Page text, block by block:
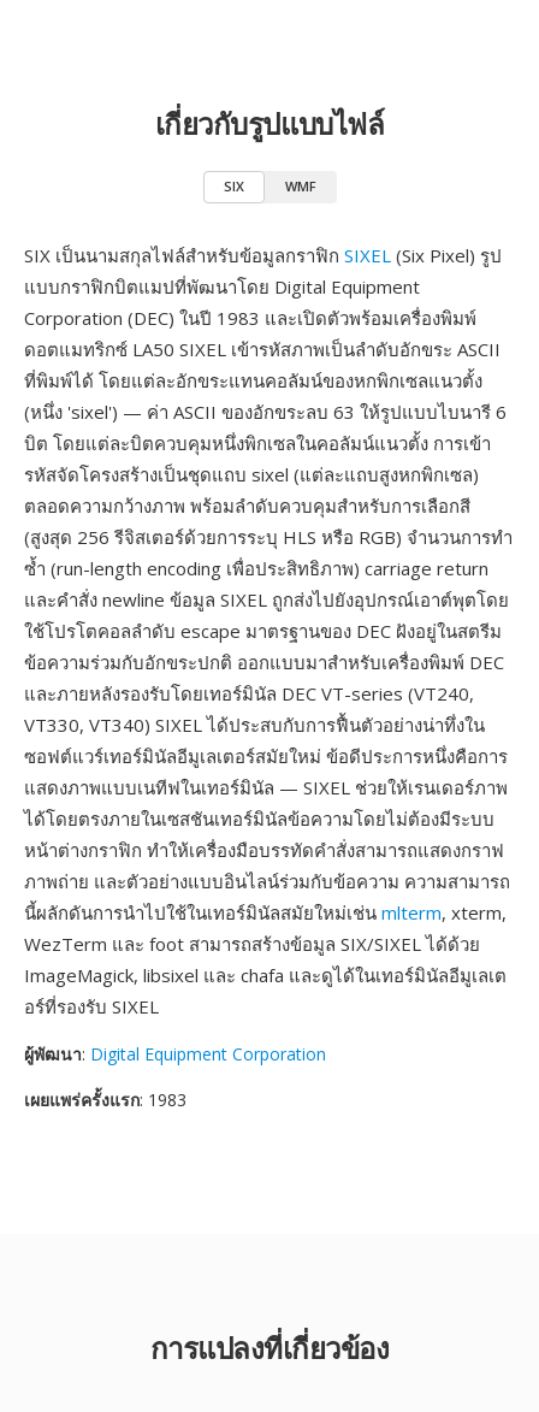
เกี่ยวกับรูปแบบไฟล์
SIX WMF
SIX เป็นนามสกุลไฟล์สำหรับข้อมูลกราฟิก SIXEL (Six Pixel) รูป
แบบกราฟิกบิตแมปที่พัฒนาโดย Digital Equipment
Corporation (DEC) ในปี 1983 และเปิดตัวพร้อมเครื่องพิมพ์
ดอตแมทริกซ์ LA50 SIXEL เข้ารหัสภาพเป็นลำดับอักขระ ASCII
ที่พิมพ์ได้ โดยแต่ละอักขระแทนคอลัมน์ของหกพิกเซลแนวตั้ง
(หนึ่ง 'sixel') — ค่า ASCII ของอักขระลบ 63 ให้รูปแบบไบนารี 6
บิต โดยแต่ละบิตควบคุมหนึ่งพิกเซลในคอลัมน์แนวตั้ง การเข้า
รหัสจัดโครงสร้างเป็นชุดแถบ sixel (แต่ละแถบสูงหกพิกเซล)
ตลอดความกว้างภาพ พร้อมลำดับควบคุมสำหรับการเลือกสี
(สูงสุด 256 รีจิสเตอร์ด้วยการระบุ HLS หรือ RGB) จำนวนการทำ
ซ้ำ (run-length encoding เพื่อประสิทธิภาพ) carriage return
และคำสั่ง newline ข้อมูล SIXEL ถูกส่งไปยังอุปกรณ์เอาต์พุตโดย
ใช้โปรโตคอลลำดับ escape มาตรฐานของ DEC ฝังอยู่ในสตรีม
ข้อความร่วมกับอักขระปกติ ออกแบบมาสำหรับเครื่องพิมพ์ DEC
และภายหลังรองรับโดยเทอร์มินัล DEC VT-series (VT240,
VT330, VT340) SIXEL ได้ประสบกับการฟื้นตัวอย่างน่าทึ่งใน
ซอฟต์แวร์เทอร์มินัลอีมูเลเตอร์สมัยใหม่ ข้อดีประการหนึ่งคือการ
แสดงภาพแบบเนทีฟในเทอร์มินัล — SIXEL ช่วยให้เรนเดอร์ภาพ
ได้โดยตรงภายในเซสชันเทอร์มินัลข้อความโดยไม่ต้องมีระบบ
หน้าต่างกราฟิก ทำให้เครื่องมือบรรทัดคำสั่งสามารถแสดงกราฟ
ภาพถ่าย และตัวอย่างแบบอินไลน์ร่วมกับข้อความ ความสามารถ
นี้ผลักดันการนำไปใช้ในเทอร์มินัลสมัยใหม่เช่น mlterm, xterm,
WezTerm และ foot สามารถสร้างข้อมูล SIX/SIXEL ได้ด้วย
ImageMagick, libsixel และ chafa และดูได้ในเทอร์มินัลอีมูเลเต
อร์ที่รองรับ SIXEL
ผู้พัฒนา: Digital Equipment Corporation
เผยแพร่ครั้งแรก: 1983
การแปลงที่เกี่ยวข้อง